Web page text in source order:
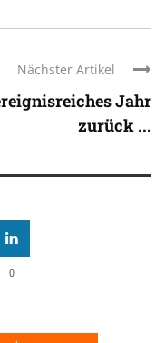
Nächster Artikel
Jahr
zurück ...
0